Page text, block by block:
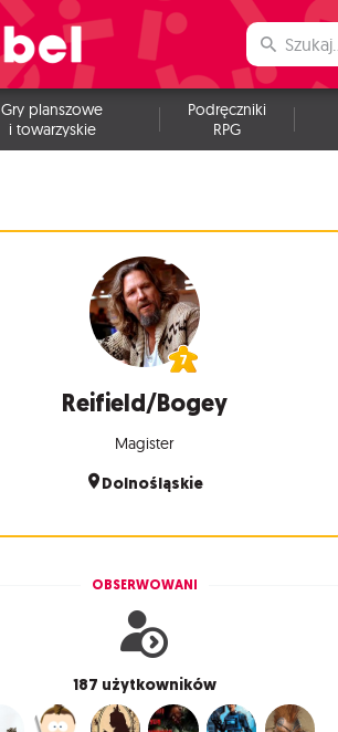
Gry planszowe
i towarzyskie
Podręczniki
RPG
Reifield/Bogey
Magister
Dolnośląskie
OBSERWOWANI
187 użytkowników